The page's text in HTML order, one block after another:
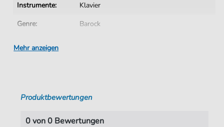
Instrumente:
Klavier
Genre:
Barock
Ära:
Autoren:
Bach
Seiten:
1
Mehr anzeigen
Produktbewertungen
0 von 0 Bewertungen